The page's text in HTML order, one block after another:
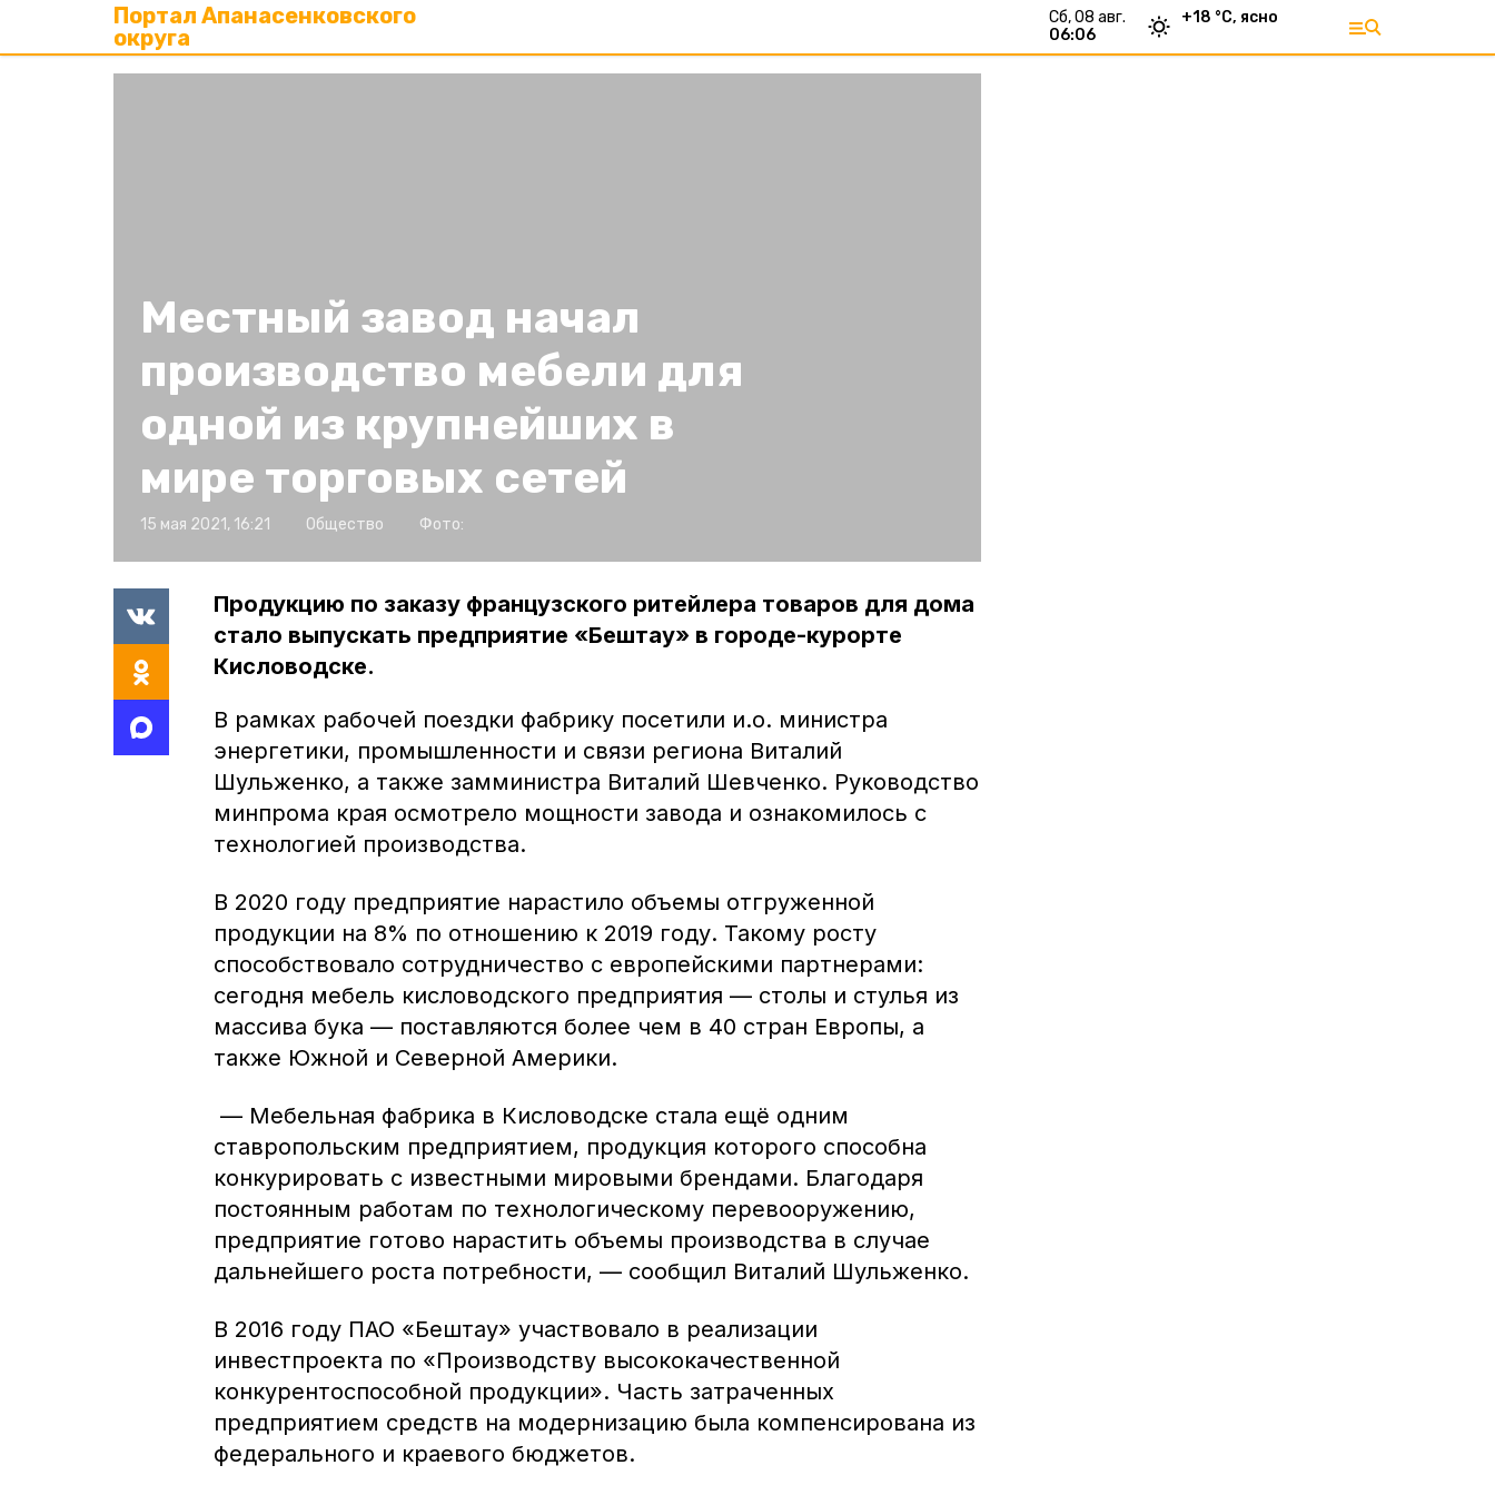
Портал Апанасенковского
округа
сб, 08 авг.
06:06
+18 °С, ясно
Местный завод начал
производство мебели для
одной из крупнейших в
мире торговых сетей
15 мая 2021, 16:21 Общество Фото:
Продукцию по заказу французского ритейлера товаров для дома
стало выпускать предприятие «Бештау» в городе-курорте
Кисловодске.
В рамках рабочей поездки фабрику посетили и.о. министра
энергетики, промышленности и связи региона Виталий
Шульженко, а также замминистра Виталий Шевченко. Руководство
минпрома края осмотрело мощности завода и ознакомилось с
технологией производства.
В 2020 году предприятие нарастило объемы отгруженной
продукции на 8% по отношению к 2019 году. Такому росту
способствовало сотрудничество с европейскими партнерами:
сегодня мебель кисловодского предприятия — столы и стулья из
массива бука — поставляются более чем в 40 стран Европы, а
также Южной и Северной Америки.
— Мебельная фабрика в Кисловодске стала ещё одним
ставропольским предприятием, продукция которого способна
конкурировать с известными мировыми брендами. Благодаря
постоянным работам по технологическому перевооружению,
предприятие готово нарастить объемы производства в случае
дальнейшего роста потребности, — сообщил Виталий Шульженко.
В 2016 году ПАО «Бештау» участвовало в реализации
инвестпроекта по «Производству высококачественной
конкурентоспособной продукции». Часть затраченных
предприятием средств на модернизацию была компенсирована из
федерального и краевого бюджетов.